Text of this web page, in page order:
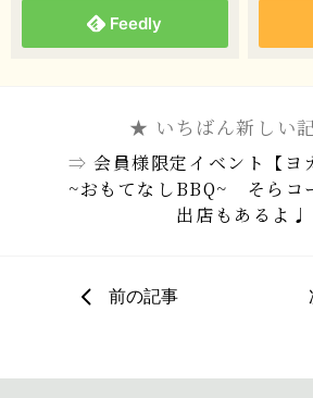
Feedly
★ いちばん新しい
⇒ 会員様限定イベント【ヨ
~おもてなしBBQ~ そらコ
出店もあるよ♩
前の記事